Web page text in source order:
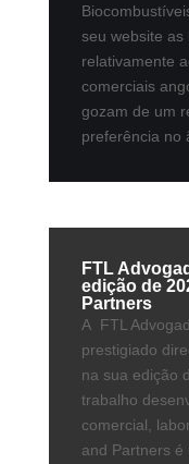
seu website as
relativamente
comerciais
gozam de um
preferência no
FTL
edição de
Partners
A FTL
prestigiado
na sua edição
trabalho
comercial,
and Partners é